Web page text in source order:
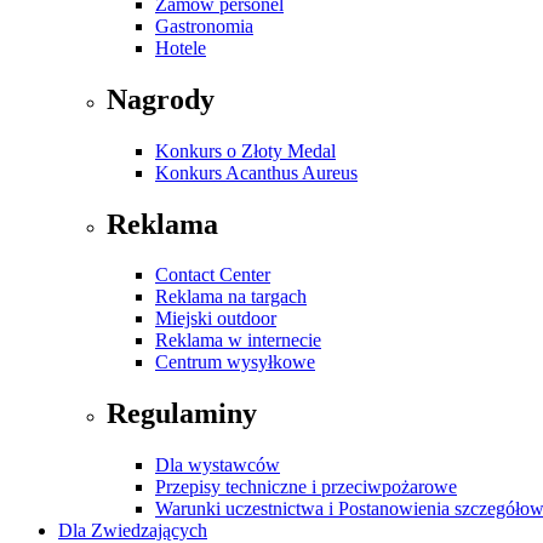
Gastronomia
Hotele
Nagrody
Konkurs o Złoty Medal
Konkurs Acanthus Aureus
Reklama
Contact Center
Reklama na targach
Miejski outdoor
Reklama w internecie
Centrum wysyłkowe
Regulaminy
Dla wystawców
Przepisy techniczne i przeciwpożarowe
Warunki uczestnictwa i Postanowienia
Dla Zwiedzających